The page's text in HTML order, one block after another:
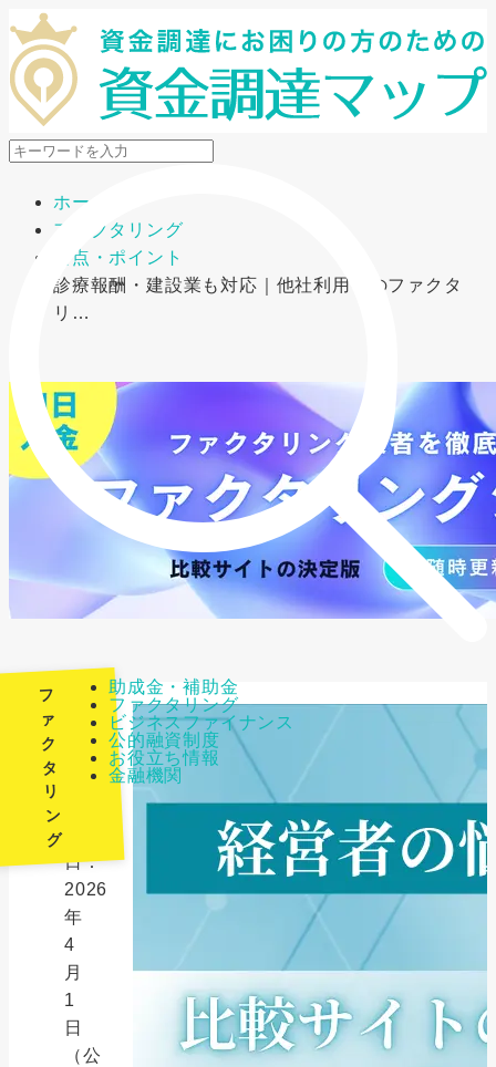
メニューを開閉
助成金・補助金
ファクタリング
ビジネスファイナンス
公的融資制度
お役立ち情報
金融機関
ホーム
ファクタリング
要点・ポイント
診療報酬・建設業も対応｜他社利用中のファクタ
リ…
フ
ァ
ク
タ
リ
ン
グ
日：
2026
年
4
月
1
日
（公